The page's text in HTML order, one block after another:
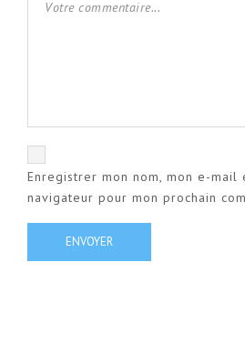
Enregistrer mon nom, mon e-mail
navigateur pour mon prochain